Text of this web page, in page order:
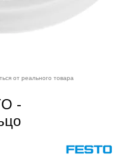
от реального товара
-